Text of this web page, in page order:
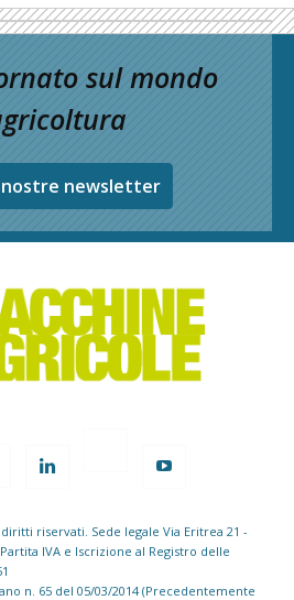
sul mondo
nostre newsletter
riservati. Sede legale Via Eritrea 21 -
IVA e Iscrizione al Registro delle
n. 65 del 05/03/2014 (Precedentemente